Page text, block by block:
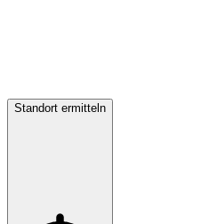
Standort ermitteln